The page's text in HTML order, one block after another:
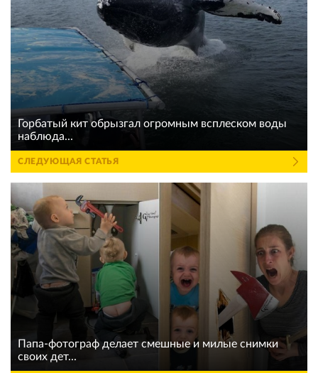
Горбатый кит обрызгал огромным всплеском воды
наблюда...
СЛЕДУЮЩАЯ СТАТЬЯ
Папа-фотограф делает смешные и милые снимки
своих дет...